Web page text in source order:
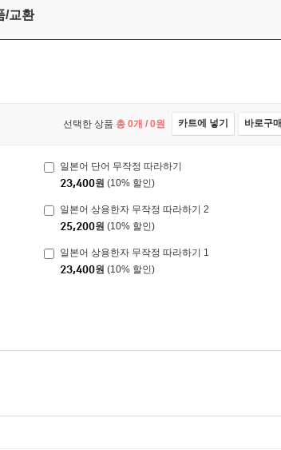
/교환
선택한 상품 총 0개 / 0원 카트에 넣기 바로구
일본어 단어 무작정 따라하기
23,400원 (10% 할인)
일본어 상용한자 무작정 따라하기 2
25,200원 (10% 할인)
일본어 상용한자 무작정 따라하기 1
23,400원 (10% 할인)